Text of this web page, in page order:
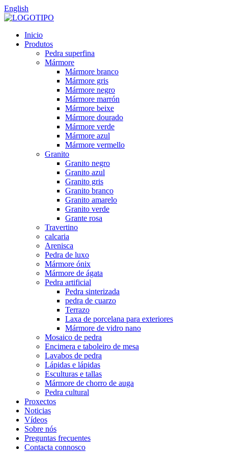
English
Inicio
Produtos
Pedra superfina
Mármore
Mármore branco
Mármore gris
Mármore negro
Mármore marrón
Mármore beixe
Mármore dourado
Mármore verde
Mármore azul
Mármore vermello
Granito
Granito negro
Granito azul
Granito gris
Granito branco
Granito amarelo
Granito verde
Grante rosa
Travertino
calcaria
Arenisca
Pedra de luxo
Mármore ónix
Mármore de ágata
Pedra artificial
Pedra sinterizada
pedra de cuarzo
Terrazo
Laxa de porcelana para exteriores
Mármore de vidro nano
Mosaico de pedra
Encimera e taboleiro de mesa
Lavabos de pedra
Lápidas e lápidas
Esculturas e tallas
Mármore de chorro de auga
Pedra cultural
Proxectos
Noticias
Vídeos
Sobre nós
Preguntas frecuentes
Contacta connosco